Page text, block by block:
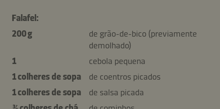
Falafel:
200 g
de grão-de-bico (previamente
demolhado)
1
cebola pequena
1 colheres de sopa
de coentros picados
1 colheres de sopa
de salsa picada